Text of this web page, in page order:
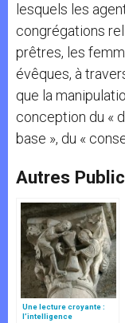
lesquels les
congrégations
prêtres, les
évêques, à
que la
conception du «
base », du «
Autres
Une lecture croyante :
l’intelligence